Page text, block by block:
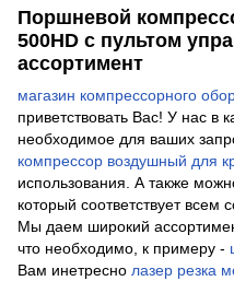
Поршневой
500HD с пультом
ассортимент
магазин компрессорного
приветствовать Вас! У нас в
необходимое для ваших
компрессор воздушный для
использования. А также
который соответствует
Мы даем широкий
что необходимо, к примеру -
Вам инетресно лазер резка